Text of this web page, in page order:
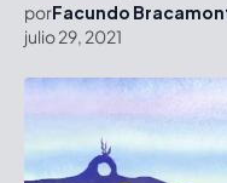
porFacundo
julio 29, 2021